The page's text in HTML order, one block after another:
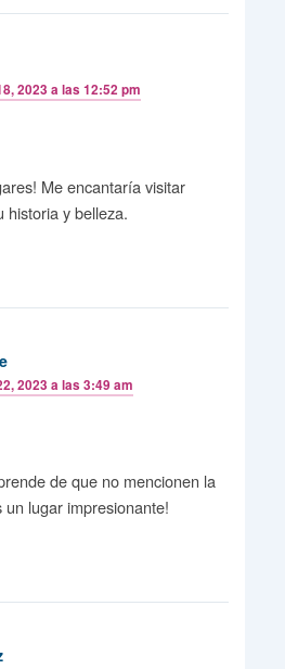
2023 a las 12:52 pm
Me encantaría visitar
historia y belleza.
2023 a las 3:49 am
de que no mencionen la
un lugar impresionante!